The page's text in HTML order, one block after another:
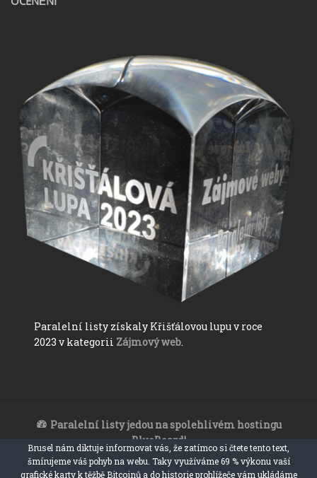
Paralelní listy získaly Křišťálovou lupu v roce
2023 v kategorii Zájmový web.
Paralelní listy jedou na spolehlivém hostingu
BlueBoard!
Paralelní listy 2017 - 2023
ironický, satiristický a sarkastický zpravodajský web
Brusel nám diktuje informovat vás, že zatímco si čtete tento text,
šmírujeme váš pohyb na webu. Taky využíváme 69 % výkonu vaší
grafické karty k těžbě Bitcoinů a do historie prohlížeče vám ukládáme